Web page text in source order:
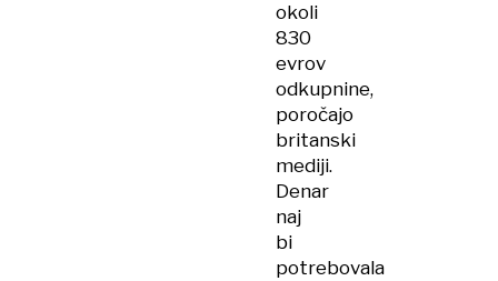
okoli
830
evrov
odkupnine,
poročajo
britanski
mediji.
Denar
naj
bi
potrebovala